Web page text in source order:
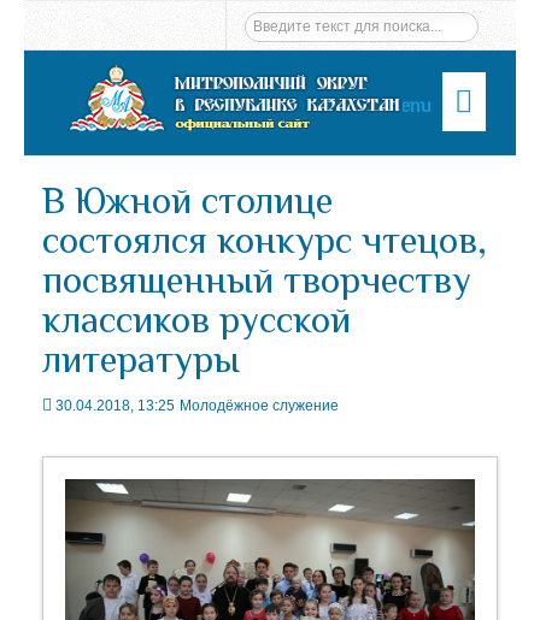
Menu
В Южной столице
состоялся конкурс чтецов,
посвященный творчеству
классиков русской
литературы
30.04.2018, 13:25 Молодёжное служение